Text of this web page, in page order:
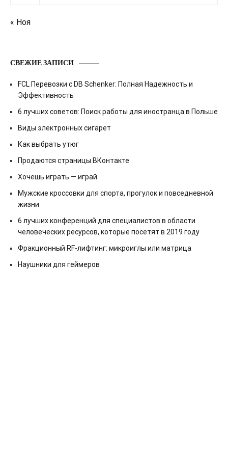
« Ноя
СВЕЖИЕ ЗАПИСИ
FCL Перевозки с DB Schenker: Полная Надежность и
Эффективность
6 лучших советов: Поиск работы для иностранца в Польше
Виды электронных сигарет
Как выбрать утюг
Продаются страницы ВКонтакте
Хочешь играть — играй
Мужские кроссовки для спорта, прогулок и повседневной
жизни
6 лучших конференций для специалистов в области
человеческих ресурсов, которые посетят в 2019 году
Фракционный RF-лифтинг: микроиглы или матрица
Наушники для геймеров